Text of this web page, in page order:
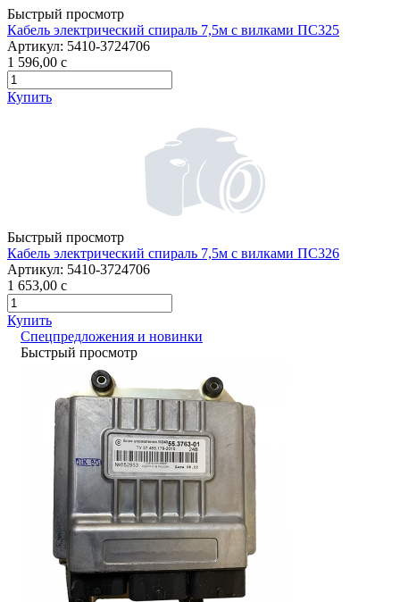
Быстрый просмотр
Кабель электрический спираль 7,5м с вилками ПС325
Артикул: 5410-3724706
1 596,00 c
Купить
Быстрый просмотр
Кабель электрический спираль 7,5м с вилками ПС326
Артикул: 5410-3724706
1 653,00 c
Купить
Спецпредложения и новинки
Быстрый просмотр